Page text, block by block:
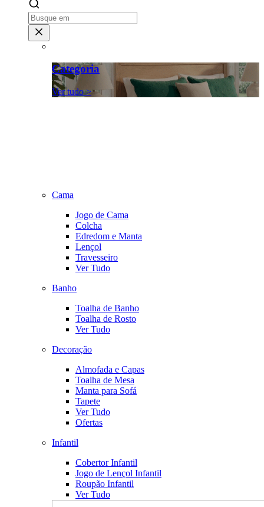
Categoria
Ver tudo >
Cama
Jogo de Cama
Colcha
Edredom e Manta
Lençol
Travesseiro
Ver Tudo
Banho
Toalha de Banho
Toalha de Rosto
Ver Tudo
Decoração
Almofada e Capas
Toalha de Mesa
Manta para Sofá
Tapete
Ver Tudo
Ofertas
Infantil
Cobertor Infantil
Jogo de Lençol Infantil
Roupão Infantil
Ver Tudo